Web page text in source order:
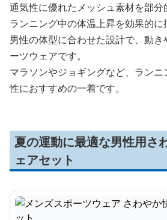
通気性に優れたメッシュ素材を部分
ランニング中の体温上昇を効果的に
男性の体型に合わせた設計で、動
ーツウェアです。
マラソンやジョギングなど、ラン
性におすすめの一着です。
夏の運動に最適な男性用さ
ェアセット